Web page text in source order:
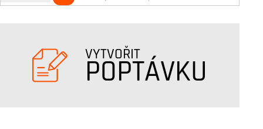
VYTVOŘIT
POPTÁVKU